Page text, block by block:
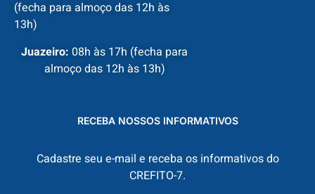
(fecha para almoço das 12h às
13h)
Juazeiro: 08h às 17h (fecha para
almoço das 12h às 13h)
RECEBA NOSSOS INFORMATIVOS
Cadastre seu e-mail e receba os informativos do
CREFITO-7.